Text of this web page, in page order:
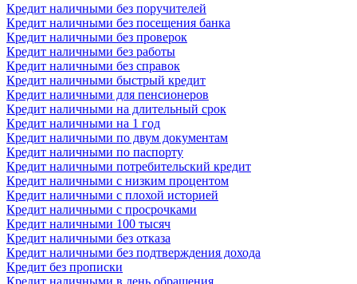
Кредит наличными без поручителей
Кредит наличными без посещения банка
Кредит наличными без проверок
Кредит наличными без работы
Кредит наличными без справок
Кредит наличными быстрый кредит
Кредит наличными для пенсионеров
Кредит наличными на длительный срок
Кредит наличными на 1 год
Кредит наличными по двум документам
Кредит наличными по паспорту
Кредит наличными потребительский кредит
Кредит наличными с низким процентом
Кредит наличными с плохой историей
Кредит наличными с просрочками
Кредит наличными 100 тысяч
Кредит наличными без отказа
Кредит наличными без подтверждения дохода
Кредит без прописки
Кредит наличными в день обращения